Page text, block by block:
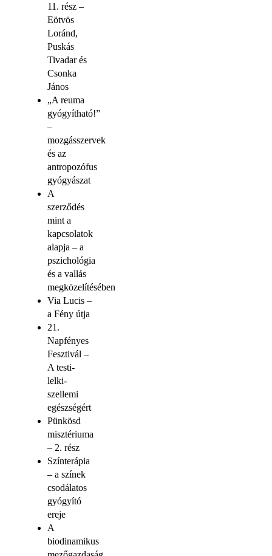
11. rész –
Eötvös
Loránd,
Puskás
Tivadar és
Csonka
János
„A reuma
gyógyítható!”
–
mozgásszervek
és az
antropozófus
gyógyászat
A
szerződés
mint a
kapcsolatok
alapja – a
pszichológia
és a vallás
megközelítésében
Via Lucis –
a Fény útja
21.
Napfényes
Fesztivál –
A testi-
lelki-
szellemi
egészségért
Pünkösd
misztériuma
– 2. rész
Színterápia
– a színek
csodálatos
gyógyító
ereje
A
biodinamikus